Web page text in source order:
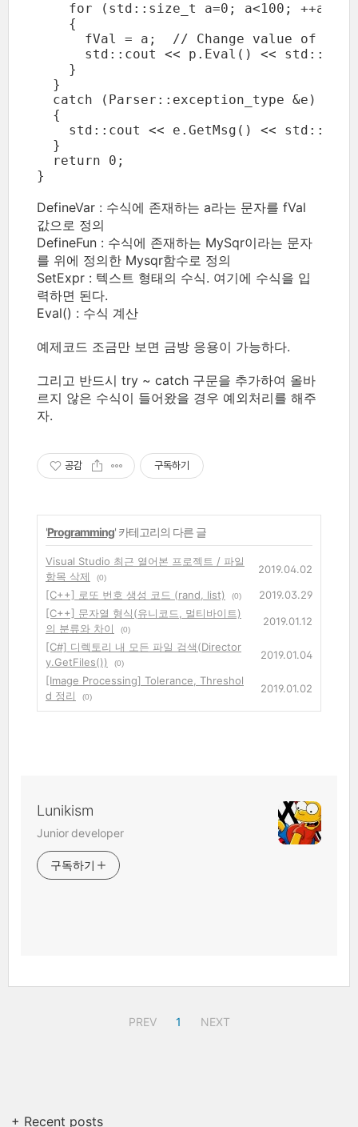
    for (std::size_t a=0; a<100; ++a)
    {
fVal = a;  // Change value of
std::cout << p.Eval() <<
    }
  }
  catch (Parser::exception_type &e)
  {
std::cout << e.GetMsg() <<
  }
  return 0;
}
DefineVar : 수식에 존재하는 a라는 문자를 fVal
값으로 정의
DefineFun : 수식에 존재하는 MySqr이라는 문자
를 위에 정의한 Mysqr함수로 정의
SetExpr : 텍스트 형태의 수식. 여기에 수식을 입
력하면 된다.
Eval() : 수식 계산
예제코드 조금만 보면 금방 응용이 가능하다.
그리고 반드시 try ~ catch 구문을 추가하여 올바
르지 않은 수식이 들어왔을 경우 예외처리를 해주
자.
공감 구독하기
'Programming' 카테고리의 다른 글
Visual Studio 최근 열어본 프로젝트 / 파일
항목 삭제
(0)
2019.04.02
[C++] 로또 번호 생성 코드 (rand, list)
(0)
2019.03.29
[C++] 문자열 형식(유니코드, 멀티바이트)
의 분류와 차이
(0)
2019.01.12
[C#] 디렉토리 내 모든 파일 검색(Director
y.GetFiles())
(0)
2019.01.04
[Image Processing] Tolerance, Threshol
d 정리
(0)
2019.01.02
Lunikism
Junior developer
구독하기
PREV 1 NEXT
+ Recent posts